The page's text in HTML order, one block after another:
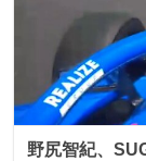
野尻智紀、